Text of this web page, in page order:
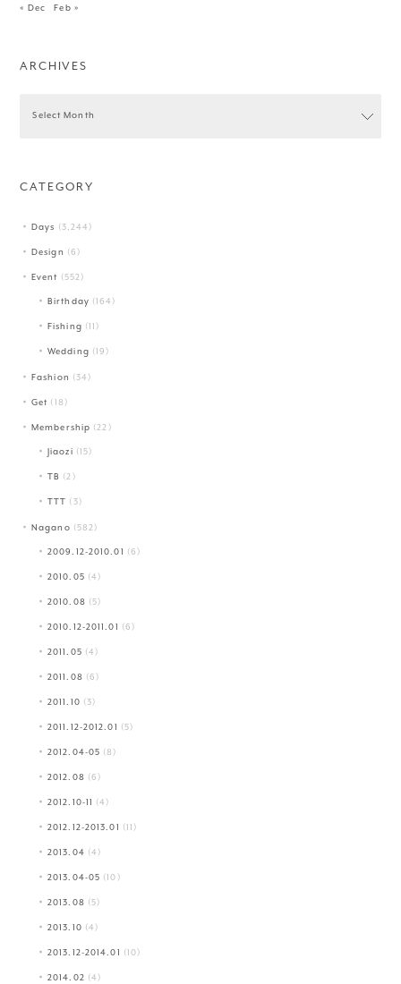
« Dec Feb »
ARCHIVES
CATEGORY
Days (3,244)
Design (6)
Event (552)
Birthday (164)
Fishing (11)
Wedding (19)
Fashion (34)
Get (18)
Membership (22)
Jiaozi (15)
TB (2)
TTT (3)
Nagano (582)
2009.12-2010.01 (6)
2010.05 (4)
2010.08 (5)
2010.12-2011.01 (6)
2011.05 (4)
2011.08 (6)
2011.10 (3)
2011.12-2012.01 (5)
2012.04-05 (8)
2012.08 (6)
2012.10-11 (4)
2012.12-2013.01 (11)
2013.04 (4)
2013.04-05 (10)
2013.08 (5)
2013.10 (4)
2013.12-2014.01 (10)
2014.02 (4)